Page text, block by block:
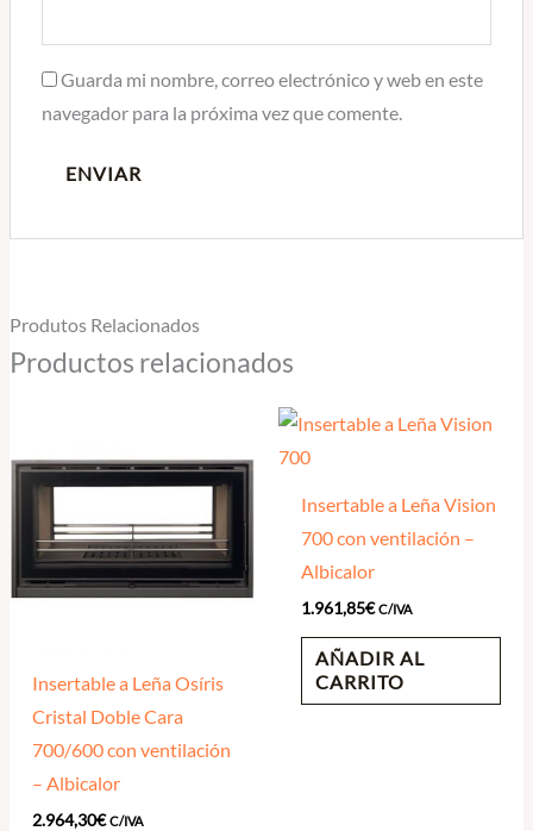
Guarda mi nombre, correo electrónico y web en este
navegador para la próxima vez que comente.
Produtos Relacionados
Productos relacionados
Insertable a Leña Osíris
Cristal Doble Cara
700/600 con ventilación
– Albicalor
2.964,30€ C/IVA
Insertable a Leña Vision
700 con ventilación –
Albicalor
1.961,85€ C/IVA
AÑADIR AL
CARRITO